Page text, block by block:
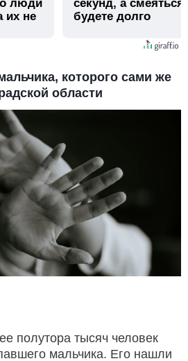
люди
их не
секунд, а
будете долго
которого сами же
области
полутора тысяч человек
мальчика. Его нашли